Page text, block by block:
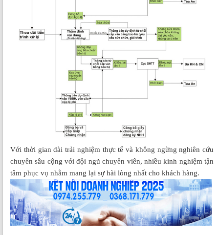
Với thời gian dài trải nghiệm thực tế và không ngừng nghiên cứu
chuyên sâu cộng với đội ngũ chuyên viên, nhiều kinh nghiệm tận
tâm phục vụ nhằm mang lại sự hài lòng nhất cho khách hàng.